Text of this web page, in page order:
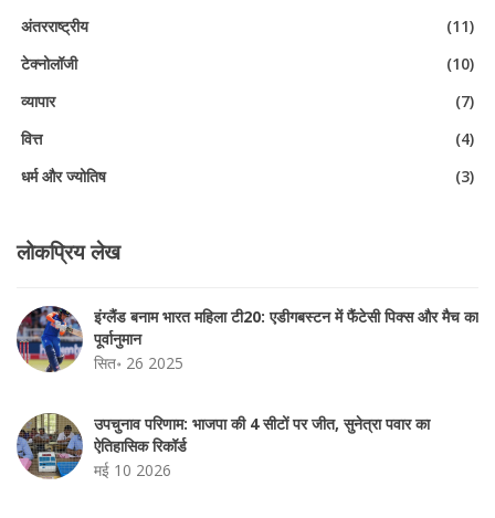
अंतरराष्ट्रीय
(11)
टेक्नोलॉजी
(10)
व्यापार
(7)
वित्त
(4)
धर्म और ज्योतिष
(3)
लोकप्रिय लेख
इंग्लैंड बनाम भारत महिला टी20: एडीगबस्टन में फैंटेसी पिक्स और मैच का
पूर्वानुमान
सित॰ 26 2025
उपचुनाव परिणाम: भाजपा की 4 सीटों पर जीत, सुनेत्रा पवार का
ऐतिहासिक रिकॉर्ड
मई 10 2026